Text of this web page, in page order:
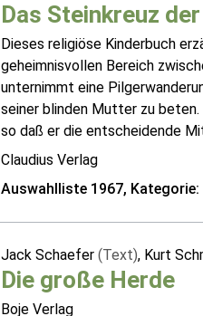
Das Steinkreuz
Dieses religiöse Kinderbuch
geheimnisvollen Bereich
unternimmt eine
seiner blinden Mutter zu
so daß er die entscheidende
Claudius Verlag
Auswahlliste 1967, Kategorie:
Jack Schaefer (Text), Kurt
Die große Herde
Boje Verlag